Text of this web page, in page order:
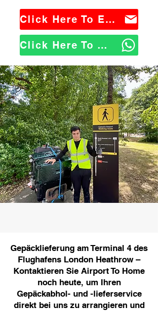
Click Here To Email Us
Click Here To WhatsApp Us
Gepäcklieferung am Terminal 4 des
Flughafens London Heathrow –
Kontaktieren Sie Airport To Home
noch heute, um Ihren
Gepäckabhol- und -lieferservice
direkt bei uns zu arrangieren und